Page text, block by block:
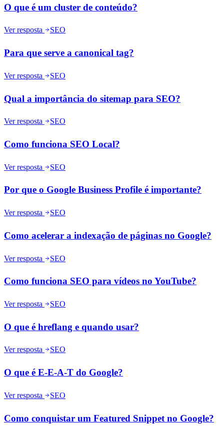
O que é um cluster de conteúdo?
Ver resposta SEO
Para que serve a canonical tag?
Ver resposta SEO
Qual a importância do sitemap para SEO?
Ver resposta SEO
Como funciona SEO Local?
Ver resposta SEO
Por que o Google Business Profile é importante?
Ver resposta SEO
Como acelerar a indexação de páginas no Google?
Ver resposta SEO
Como funciona SEO para vídeos no YouTube?
Ver resposta SEO
O que é hreflang e quando usar?
Ver resposta SEO
O que é E-E-A-T do Google?
Ver resposta SEO
Como conquistar um Featured Snippet no Google?